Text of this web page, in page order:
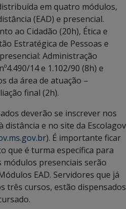
em quatro módulos,
(EAD) e presencial.
ao Cidadão (20h), Ética e
Estratégica de Pessoas e
Administração
14 e 1.102/90 (8h) e
da área de atuação –
final (2h).
deverão se inscrever nos
distância e no site da Escolagov
). É importante ficar
que é turma específica para
módulos presenciais serão
EAD. Servidores que já
três cursos, estão dispensados